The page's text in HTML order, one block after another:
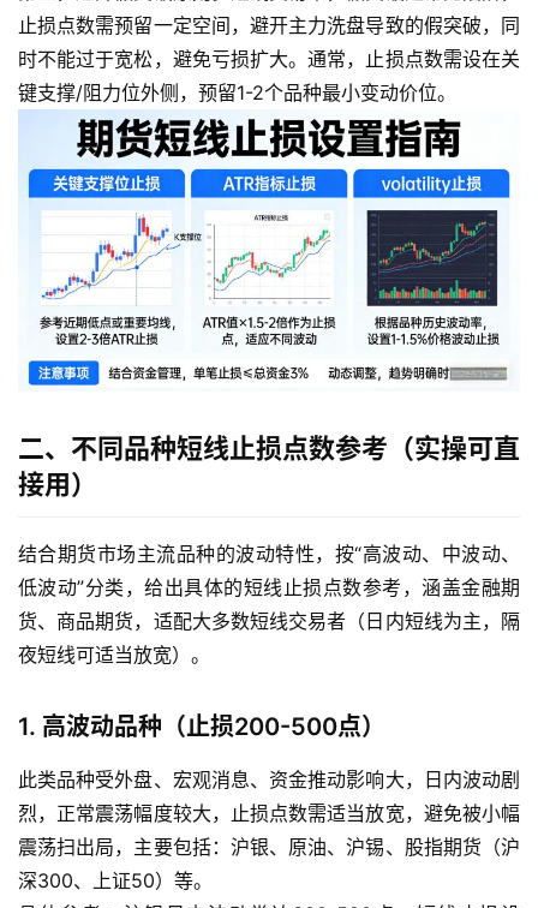
止损点数需预留一定空间，避开主力洗盘导致的假突破，同
时不能过于宽松，避免亏损扩大。通常，止损点数需设在关
键支撑/阻力位外侧，预留1-2个品种最小变动价位。
二、不同品种短线止损点数参考（实操可直
接用）
结合期货市场主流品种的波动特性，按“高波动、中波动、
低波动”分类，给出具体的短线止损点数参考，涵盖金融期
货、商品期货，适配大多数短线交易者（日内短线为主，隔
夜短线可适当放宽）。
1. 高波动品种（止损200-500点）
此类品种受外盘、宏观消息、资金推动影响大，日内波动剧
烈，正常震荡幅度较大，止损点数需适当放宽，避免被小幅
震荡扫出局，主要包括：沪银、原油、沪锡、股指期货（沪
深300、上证50）等。